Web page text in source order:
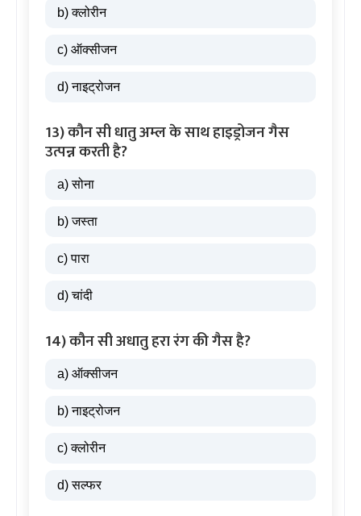
b) क्लोरीन
c) ऑक्सीजन
d) नाइट्रोजन
13) कौन सी धातु अम्ल के साथ हाइड्रोजन गैस
उत्पन्न करती है?
a) सोना
b) जस्ता
c) पारा
d) चांदी
14) कौन सी अधातु हरा रंग की गैस है?
a) ऑक्सीजन
b) नाइट्रोजन
c) क्लोरीन
d) सल्फर